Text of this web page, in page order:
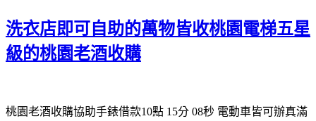
日
期:
洗衣店即可自助的萬物皆收桃園電梯五星
級的桃園老酒收購
桃園老酒收購協助手錶借款10點 15分 08秒 電動車皆可辦真滿